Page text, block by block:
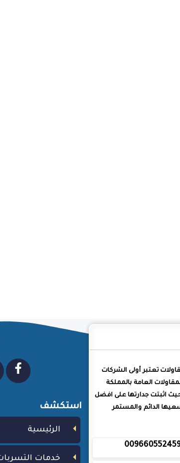
تعتبر أولى الشركات
العامة بالمملكة
اثبتت جدارتها على افضل
الدائم والمستمر
استكشف
الرئيسية
خدمات